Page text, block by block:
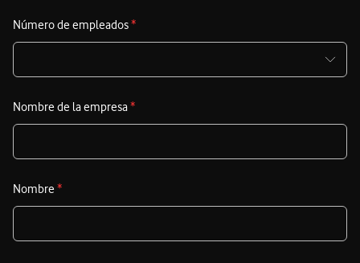
Número de empleados*
Nombre de la empresa*
Nombre *